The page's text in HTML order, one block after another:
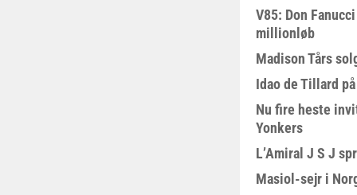
V85: Don
millionløb
Madison Tårs
Idao de Tillard
Nu fire heste
Yonkers
L’Amiral J S J
Masiol-sejr i